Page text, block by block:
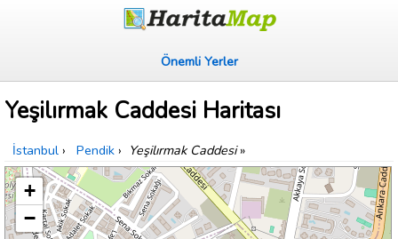
Önemli Yerler
Yeşilırmak Caddesi Haritası
İstanbul › Pendik › Yeşilırmak Caddesi»
+
−